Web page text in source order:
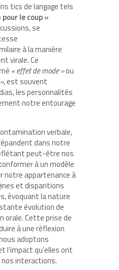
tics de langage tels
pour le coup »
se
à la manière
virale. Ce
« effet de mode »ou
, est souvent
les personnalités
notre entourage
verbale,
dans notre
peut-être nos
à un modèle
notre appartenance à
et disparitions
évoquant la nature
évolution de
orale. Cette prise de
à une réflexion
adoptons
l’impact qu’elles ont
interactions.